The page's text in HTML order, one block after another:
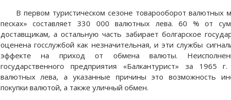
В первом туристическом сезоне товарооборот валютных
песках» составляет 330 000 валютных лева. 60 % от
доставщикам, а остальную часть забирает болгарское
оценена госслужбой как незначительная, и эти службы
эффекте на приход от обмена валюты.
государственного предприятия «Балкантурист» за 1965
валютных лева, а указанные причины это возможность
покупки валютой, а также уличный обмен.